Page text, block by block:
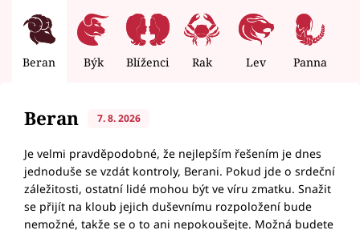
Beran Býk Blíženci Rak Lev Panna
Beran 7. 8. 2026
Je velmi pravděpodobné, že nejlepším řešením je dnes
jednoduše se vzdát kontroly, Berani. Pokud jde o srdeční
záležitosti, ostatní lidé mohou být ve víru zmatku. Snažit
se přijít na kloub jejich duševnímu rozpoložení bude
nemožné, takže se o to ani nepokoušejte. Možná budete